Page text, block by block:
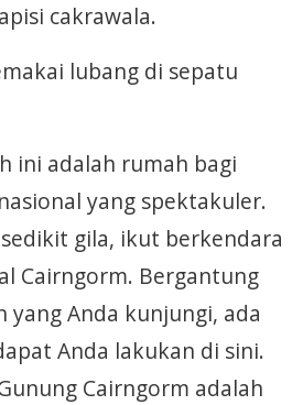
cakrawala.
lubang di sepatu
ini adalah rumah bagi
yang spektakuler.
sedikit gila, ikut berkendara
Cairngorm. Bergantung
yang Anda kunjungi, ada
Anda lakukan di sini.
Cairngorm adalah